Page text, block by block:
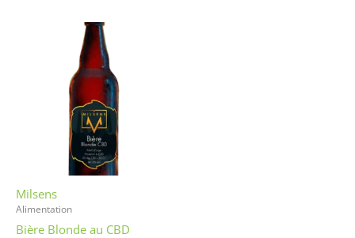
Milsens
Alimentation
Bière Blonde au CBD